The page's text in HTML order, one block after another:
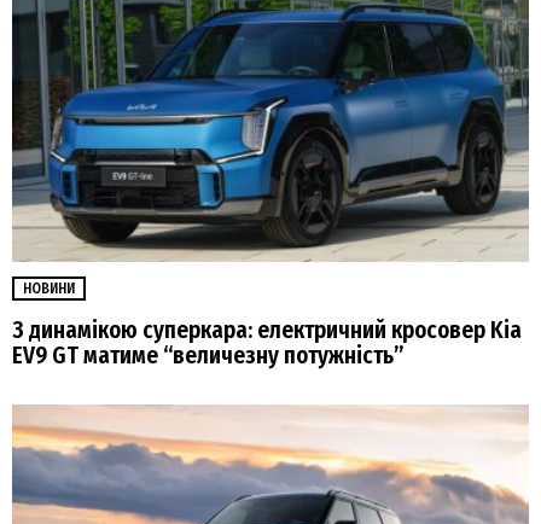
НОВИНИ
З динамікою суперкара: електричний кросовер Kia
EV9 GT матиме “величезну потужність”